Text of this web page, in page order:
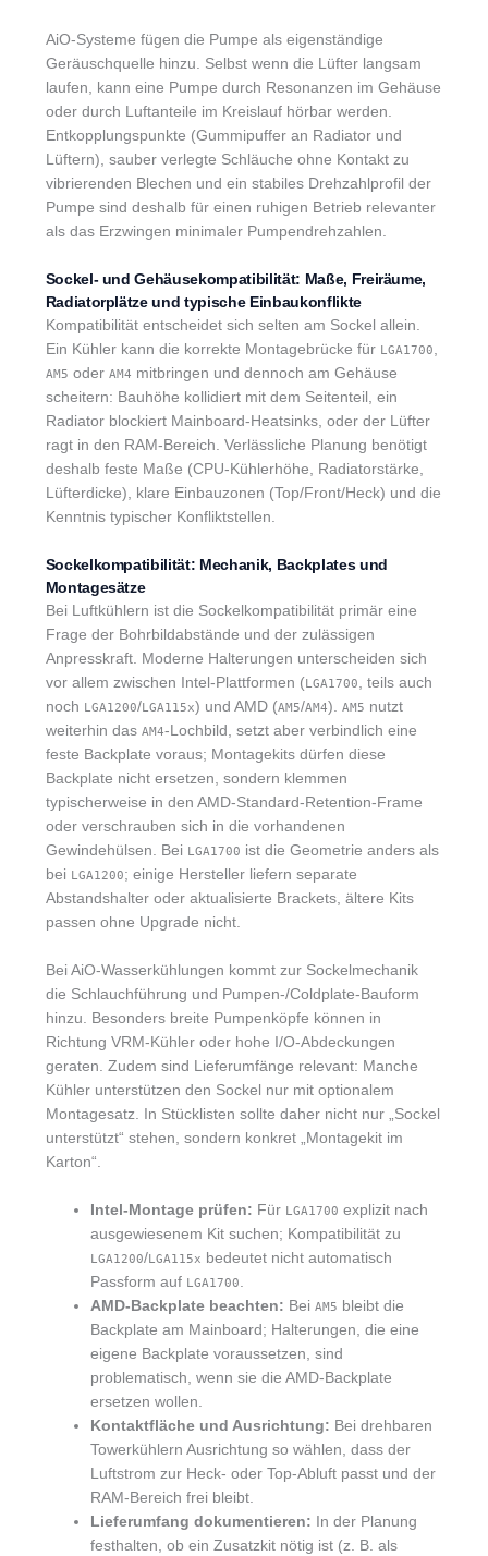
AiO-Systeme fügen die Pumpe als eigenständige
Geräuschquelle hinzu. Selbst wenn die Lüfter langsam
laufen, kann eine Pumpe durch Resonanzen im Gehäuse
oder durch Luftanteile im Kreislauf hörbar werden.
Entkopplungspunkte (Gummipuffer an Radiator und
Lüftern), sauber verlegte Schläuche ohne Kontakt zu
vibrierenden Blechen und ein stabiles Drehzahlprofil der
Pumpe sind deshalb für einen ruhigen Betrieb relevanter
als das Erzwingen minimaler Pumpendrehzahlen.
Sockel- und Gehäusekompatibilität: Maße, Freiräume,
Radiatorplätze und typische Einbaukonflikte
Kompatibilität entscheidet sich selten am Sockel allein.
Ein Kühler kann die korrekte Montagebrücke für LGA1700
AM5 oder AM4 mitbringen und dennoch am Gehäuse
scheitern: Bauhöhe kollidiert mit dem Seitenteil, ein
Radiator blockiert Mainboard-Heatsinks, oder der Lüfter
ragt in den RAM-Bereich. Verlässliche Planung benötigt
deshalb feste Maße (CPU-Kühlerhöhe, Radiatorstärke,
Lüfterdicke), klare Einbauzonen (Top/Front/Heck) und die
Kenntnis typischer Konfliktstellen.
Sockelkompatibilität: Mechanik, Backplates und
Montagesätze
Bei Luftkühlern ist die Sockelkompatibilität primär eine
Frage der Bohrbildabstände und der zulässigen
Anpresskraft. Moderne Halterungen unterscheiden sich
vor allem zwischen Intel-Plattformen (LGA1700
, teils auch
noch LGA1200/LGA115x) und AMD (AM5/AM4). AM5 nutzt
weiterhin das AM4-Lochbild, setzt aber verbindlich eine
feste Backplate voraus; Montagekits dürfen diese
Backplate nicht ersetzen, sondern klemmen
typischerweise in den AMD-Standard-Retention-Frame
oder verschrauben sich in die vorhandenen
Gewindehülsen. Bei LGA1700 ist die Geometrie anders als
bei LGA1200; einige Hersteller liefern separate
Abstandshalter oder aktualisierte Brackets, ältere Kits
passen ohne Upgrade nicht.
Bei AiO-Wasserkühlungen kommt zur Sockelmechanik
die Schlauchführung und Pumpen-/Coldplate-Bauform
hinzu. Besonders breite Pumpenköpfe können in
Richtung VRM-Kühler oder hohe I/O-Abdeckungen
geraten. Zudem sind Lieferumfänge relevant: Manche
Kühler unterstützen den Sockel nur mit optionalem
Montagesatz. In Stücklisten sollte daher nicht nur „Sockel
unterstützt“ stehen, sondern konkret „Montagekit im
Karton“.
Intel-Montage prüfen: Für LGA1700 explizit nach
ausgewiesenem Kit suchen; Kompatibilität zu
LGA1200/LGA115x bedeutet nicht automatisch
Passform auf LGA1700
AMD-Backplate beachten: Bei AM5 bleibt die
Backplate am Mainboard; Halterungen, die eine
eigene Backplate voraussetzen, sind
problematisch, wenn sie die AMD-Backplate
ersetzen wollen.
Kontaktfläche und Ausrichtung: Bei drehbaren
Towerkühlern Ausrichtung so wählen, dass der
Luftstrom zur Heck- oder Top-Abluft passt und der
RAM-Bereich frei bleibt.
Lieferumfang dokumentieren: In der Planung
festhalten, ob ein Zusatzkit nötig ist (z. B. als